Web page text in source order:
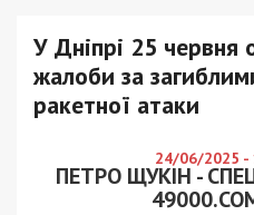
У Дніпрі 25 червня
жалоби за
ракетної атаки
24/06/2025 -
ПЕТРО ЩУКІН -